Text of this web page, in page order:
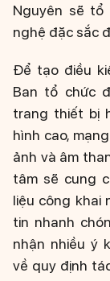
Nguyên sẽ tổ
nghệ đặc sắc
Để tạo điều
Ban tổ chức
trang thiết bị
hình cao,
ảnh và âm
tâm sẽ cung
liệu công khai
tin nhanh
nhận nhiều ý
về quy định